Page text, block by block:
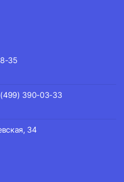
35
390-03-33
34